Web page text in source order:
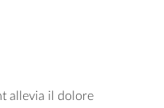
allevia il dolore